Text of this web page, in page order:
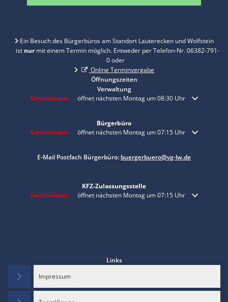
Ein Besuch des Bürgerbüros am Standort Lauterecken und Wolfstein
ist nurmit einem Termin möglich. Entweder per Telefon-Nr. 06382-791-
0 oder
Online Terminvergabe
Öffnungszeiten
Verwaltung
Klicken, um weitere Öffnungs- oder Schließzeiten auszublenden
Geschlossen: öffnet nächsten Montag um 08:30 Uhr
Bürgerbüro
Klicken, um weitere Öffnungs- oder Schließzeiten auszublenden
Geschlossen: öffnet nächsten Montag um 07:15 Uhr
E-Mail Postfach Bürgerbüro: buergerbuero@vg-lw.de
KFZ-Zulassungsstelle
Klicken, um weitere Öffnungs- oder Schließzeiten auszublenden
Geschlossen: öffnet nächsten Montag um 07:15 Uhr
Links
Impressum